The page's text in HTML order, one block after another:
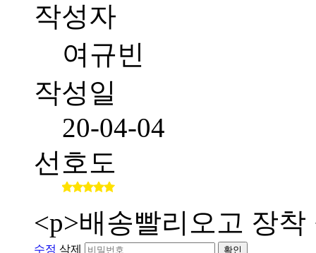
작성자
여규빈
작성일
20-04-04
선호도
<p>배송빨리오고 장
수정 삭제 확인